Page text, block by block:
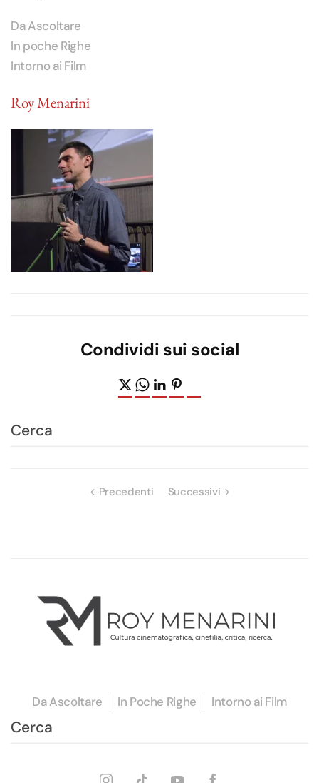
Da Ascoltare
In poche Righe
Intorno ai Film
Roy Menarini
Condividi sui social
Precedenti Successivi
Da Ascoltare In Poche Righe Intorno ai Film